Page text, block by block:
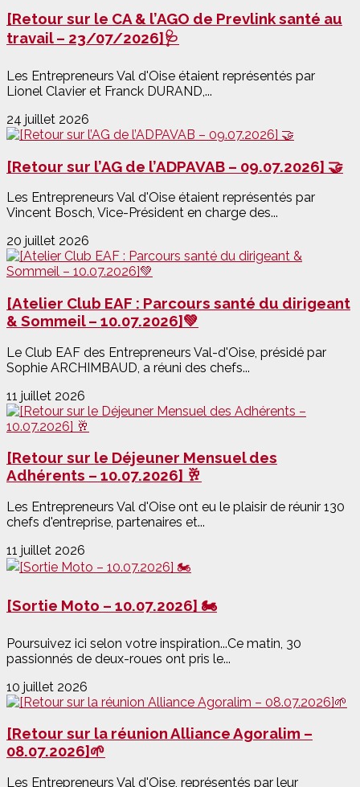
[Retour sur le CA & l’AGO de Prevlink santé au
travail – 23/07/2026]🩺
Les Entrepreneurs Val d'Oise étaient représentés par
Lionel Clavier et Franck DURAND,...
24 juillet 2026
[Retour sur l’AG de l’ADPAVAB – 09.07.2026] 🤝
Les Entrepreneurs Val d'Oise étaient représentés par
Vincent Bosch, Vice-Président en charge des...
20 juillet 2026
[Atelier Club EAF : Parcours santé du dirigeant
& Sommeil – 10.07.2026]💚
Le Club EAF des Entrepreneurs Val-d'Oise, présidé par
Sophie ARCHIMBAUD, a réuni des chefs...
11 juillet 2026
[Retour sur le Déjeuner Mensuel des
Adhérents – 10.07.2026] 🥂
Les Entrepreneurs Val d'Oise ont eu le plaisir de réunir 130
chefs d'entreprise, partenaires et...
11 juillet 2026
[Sortie Moto – 10.07.2026] 🏍️
Poursuivez ici selon votre inspiration...Ce matin, 30
passionnés de deux-roues ont pris le...
10 juillet 2026
[Retour sur la réunion Alliance Agoralim –
08.07.2026]🌱
Les Entrepreneurs Val d'Oise, représentés par leur